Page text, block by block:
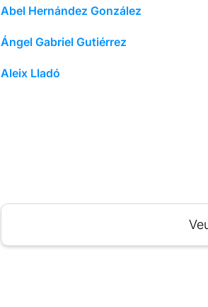
Abel Hernández González
Ángel Gabriel Gutiérrez
Aleix Lladó